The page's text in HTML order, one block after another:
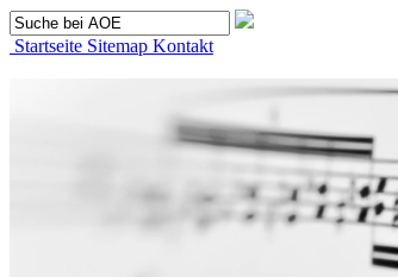
Startseite Sitemap Kontakt